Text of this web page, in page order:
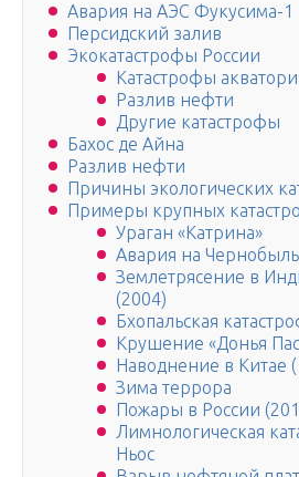
Авария на АЭС Фукусима-1
Персидский залив
Экокатастрофы России
Катастрофы
Разлив нефти
Другие катастрофы
Бахос де Айна
Разлив нефти
Причины экологических
Примеры крупных
Ураган «Катрина»
Авария на
Землетрясение в
(2004)
Бхопальская
Крушение «Донья
Наводнение в Китае
Зима террора
Пожары в России
Лимнологическая
Ньос